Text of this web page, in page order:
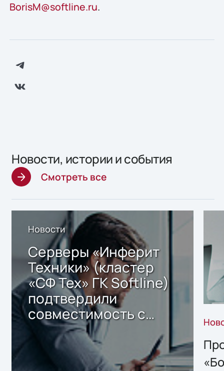
BorisM@softline.ru.
Новости, истории и события
Смотреть все
Новости
Серверы «Инферит
Техники» (кластер
«СФ Тех» ГК Softline)
подтвердили
совместимость с
решением Sharx
Storage 2.x для
хранения данных